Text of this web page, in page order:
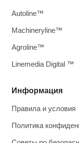
Информация
Правила и условия
Политика
Autoline™
Machineryline™
Agroline™
Linemedia Digital ™